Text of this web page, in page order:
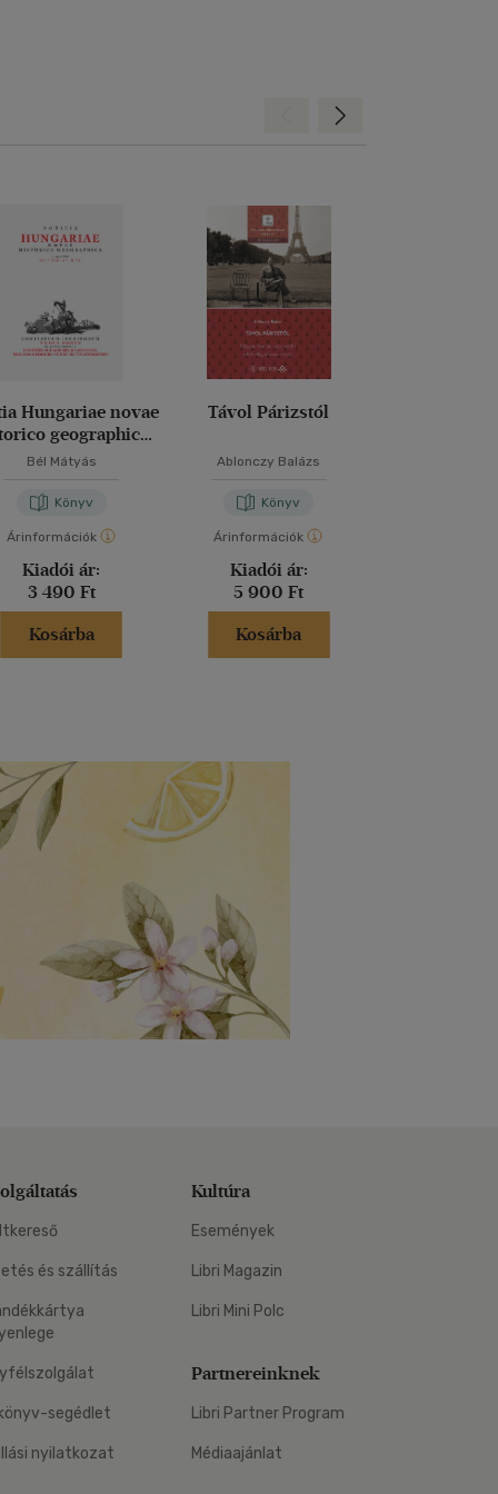
Hungariae novae
geographica
IX.
Bél Mátyás
Könyv
Árinformációk
Kiadói ár:
3 490 Ft
Kosárba
Távol Párizstól
Ablonczy Balázs
Könyv
Árinformációk
Kiadói ár:
5 900 Ft
Kosárba
Előre
és szállítás
segédlet
nyilatkozat
Kultúra
Események
Libri Magazin
Libri Mini Polc
Partnereinknek
Libri Partner Program
Médiaajánlat